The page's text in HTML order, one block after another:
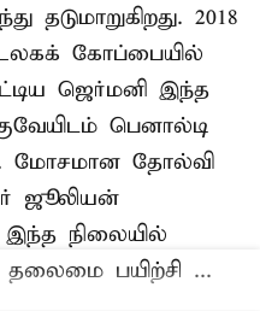
தடுமாறுகிறது. 2018
கோப்பையில்
ஜெர்மனி இந்த
பெனால்டி
மோசமான தோல்வி
ஜூலியன்
நிலையில்
தலைமை பயிற்சி ...